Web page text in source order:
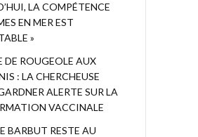
LA COMPÉTENCE
EN MER EST
»
DE ROUGEOLE AUX
: LA CHERCHEUSE
ALERTE SUR LA
VACCINALE
BARBUT RESTE AU